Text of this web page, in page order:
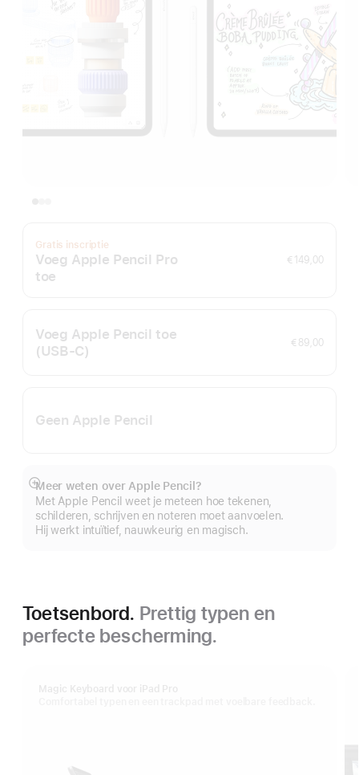
Gratis inscriptie
Voeg Apple Pencil Pro
toe
€ 149,00
Voeg Apple Pencil toe
(USB‑C)
€ 89,00
Geen Apple Pencil
Meer weten over Apple Pencil?
Met Apple Pencil weet je meteen hoe tekenen,
schilderen, schrijven en noteren moet aanvoelen.
Hij werkt intuïtief, nauwkeurig en magisch.
Meer
Toetsenbord. Prettig typen en
perfecte bescherming.